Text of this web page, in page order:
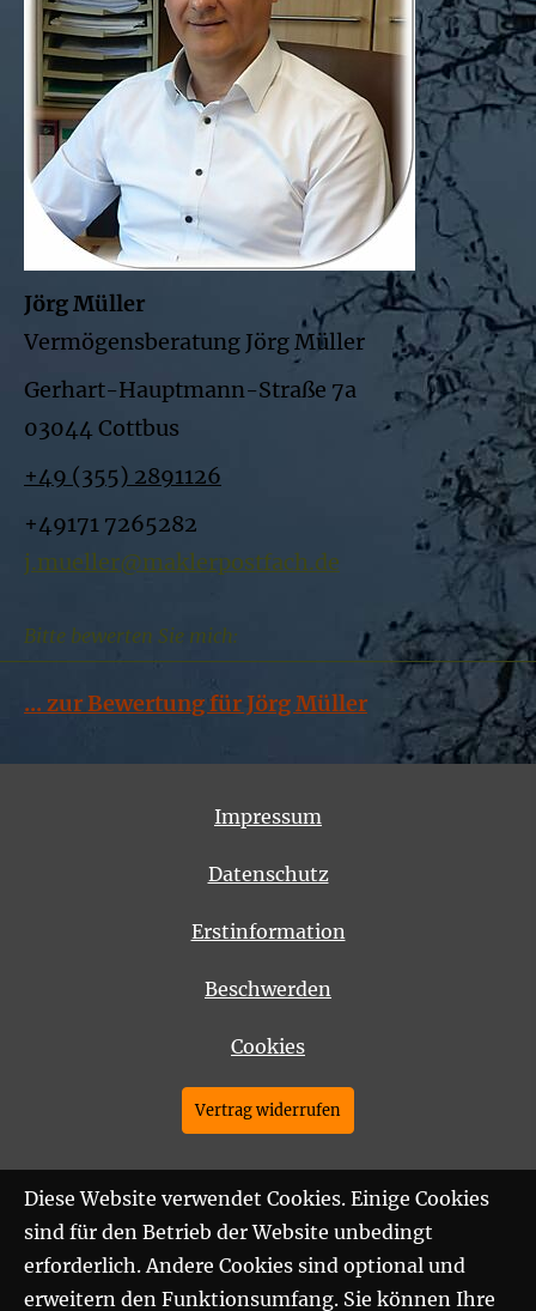
Jörg Müller
Vermögensberatung Jörg Müller
Gerhart-Hauptmann-Straße 7a
03044 Cottbus
+49 (355) 2891126
+49171 7265282
j.mueller@maklerpostfach.de
Bitte bewerten Sie mich:
... zur Bewertung für Jörg Müller
Impressum
Datenschutz
Erstinformation
Beschwerden
Cookies
Vertrag widerrufen
Diese Website verwendet Cookies. Einige Cookies
sind für den Betrieb der Website unbedingt
erforderlich. Andere Cookies sind optional und
erweitern den Funktionsumfang. Sie können Ihre